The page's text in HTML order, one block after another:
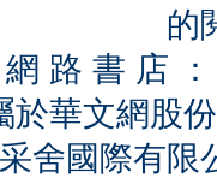
的
路 書 店
於華文網股
采舍國際有